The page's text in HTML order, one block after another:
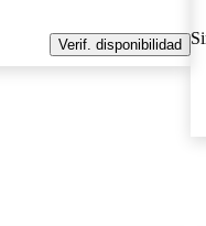
Verif. disponibilidad